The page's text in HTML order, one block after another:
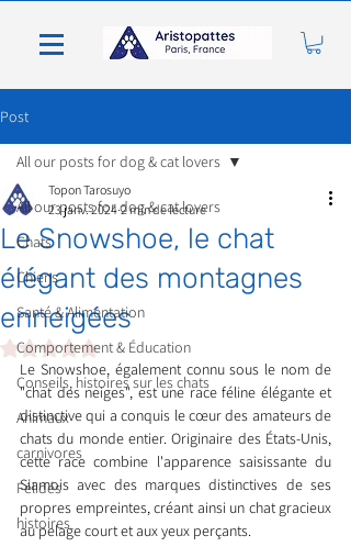
Post
All our posts for dog & cat lovers
Chats
Chiens
Santé & Alimentation
Comportement & Éducation
Conseils, histoires sur les chats
Animaux
carnivores
Félidés
histoires
All our posts for dog & cat lovers
Le Snowshoe, le chat
élégant des montagnes
enneigées
Topon Tarosuyo
23 janv. 2024 2 min de lecture
Noté NaN étoiles sur 5.
Le Snowshoe, également connu sous le nom de
"chat des neiges", est une race féline élégante et
distinctive qui a conquis le cœur des amateurs de
chats du monde entier. Originaire des États-Unis,
cette race combine l'apparence saisissante du
Siamois avec des marques distinctives de ses
propres empreintes, créant ainsi un chat gracieux
au pelage court et aux yeux perçants.